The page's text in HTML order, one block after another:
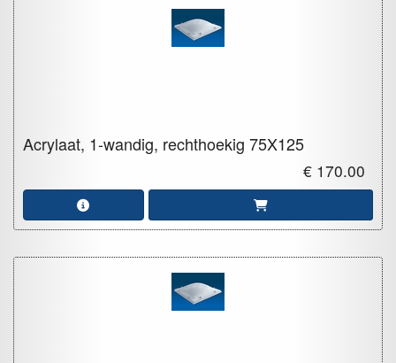
Acrylaat, 1-wandig, rechthoekig 75X125
€ 170.00